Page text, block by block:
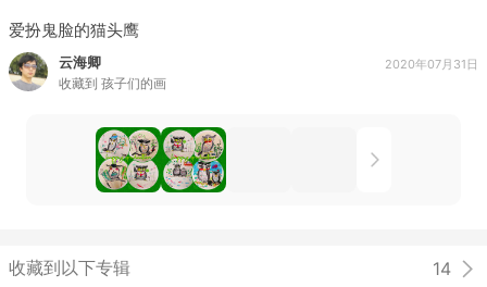
爱扮鬼脸的猫头鹰
云海卿
收藏到 孩子们的画
2020年07月31日
收藏到以下专辑 14